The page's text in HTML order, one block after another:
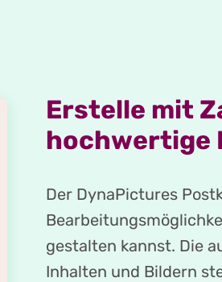
Erstelle mit
hochwertige
Der DynaPictures
gestalten kannst. Die
Inhalten und Bildern